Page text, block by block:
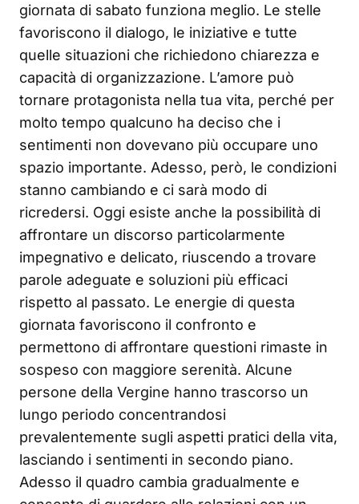
giornata di sabato funziona meglio. Le stelle
favoriscono il dialogo, le iniziative e tutte
quelle situazioni che richiedono chiarezza e
capacità di organizzazione. L’amore può
tornare protagonista nella tua vita, perché per
molto tempo qualcuno ha deciso che i
sentimenti non dovevano più occupare uno
spazio importante. Adesso, però, le condizioni
stanno cambiando e ci sarà modo di
ricredersi. Oggi esiste anche la possibilità di
affrontare un discorso particolarmente
impegnativo e delicato, riuscendo a trovare
parole adeguate e soluzioni più efficaci
rispetto al passato. Le energie di questa
giornata favoriscono il confronto e
permettono di affrontare questioni rimaste in
sospeso con maggiore serenità. Alcune
persone della Vergine hanno trascorso un
lungo periodo concentrandosi
prevalentemente sugli aspetti pratici della vita,
lasciando i sentimenti in secondo piano.
Adesso il quadro cambia gradualmente e